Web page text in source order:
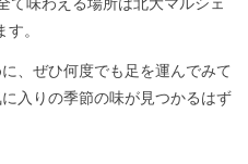
。
、ぜひ何度でも足を運んでみて
入りの季節の味が見つかるはず